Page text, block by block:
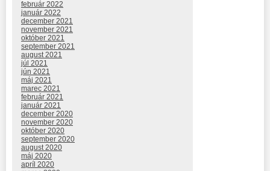
február 2022
január 2022
december 2021
november 2021
október 2021
september 2021
august 2021
júl 2021
jún 2021
máj 2021
marec 2021
február 2021
január 2021
december 2020
november 2020
október 2020
september 2020
august 2020
máj 2020
apríl 2020